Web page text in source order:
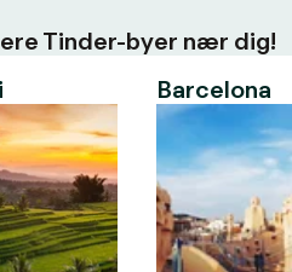
Tinder-byer nær dig!
Barcelona